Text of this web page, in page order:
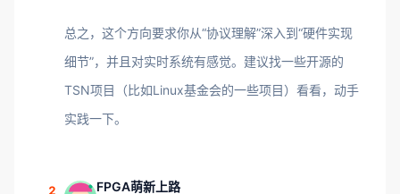
总之，这个方向要求你从“协议理解”深入到“硬件实现
细节”，并且对实时系统有感觉。建议找一些开源的
TSN项目（比如Linux基金会的一些项目）看看，动手
实践一下。
2 FPGA萌新上路